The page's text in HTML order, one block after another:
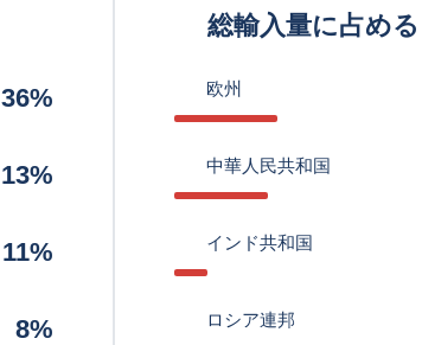
36%
13%
11%
8%
総輸入量に占める
欧州
中華人民共和国
インド共和国
ロシア連邦